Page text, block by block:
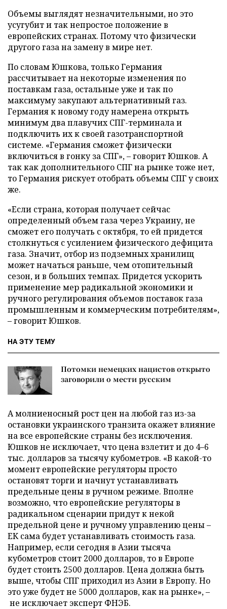
Объемы выглядят незначительными, но это
усугубит и так непростое положение в
европейских странах. Потому что физически
другого газа на замену в мире нет.
По словам Юшкова, только Германия
рассчитывает на некоторые изменения по
поставкам газа, остальные уже и так по
максимуму закупают альтернативный газ.
Германия к новому году намерена открыть
минимум два плавучих СПГ-терминала и
подключить их к своей газотранспортной
системе. «Германия сможет физически
включиться в гонку за СПГ», – говорит Юшков. А
так как дополнительного СПГ на рынке тоже нет,
то Германия рискует отобрать объемы СПГ у своих
же.
«Если страна, которая получает сейчас
определенный объем газа через Украину, не
сможет его получать с октября, то ей придется
столкнуться с усилением физического дефицита
газа. Значит, отбор из подземных хранилищ
может начаться раньше, чем отопительный
сезон, и в больших темпах. Придется ускорить
применение мер радикальной экономики и
ручного регулирования объемов поставок газа
промышленным и коммерческим потребителям»,
– говорит Юшков.
НА ЭТУ ТЕМУ
Потомки немецких нацистов открыто
заговорили о мести русским
А молниеносный рост цен на любой газ из-за
остановки украинского транзита окажет влияние
на все европейские страны без исключения.
Юшков не исключает, что цена взлетит и до 4–6
тыс. долларов за тысячу кубометров. «В какой-то
момент европейские регуляторы просто
остановят торги и начнут устанавливать
предельные цены в ручном режиме. Вполне
возможно, что европейские регуляторы в
радикальном сценарии придут к некой
предельной цене и ручному управлению цены –
ЕК сама будет устанавливать стоимость газа.
Например, если сегодня в Азии тысяча
кубометров стоит 2000 долларов, то в Европе
будет стоить 2500 долларов. Цена должна быть
выше, чтобы СПГ приходил из Азии в Европу. Но
это уже будет не 5000 долларов, как на рынке», –
не исключает эксперт ФНЭБ.